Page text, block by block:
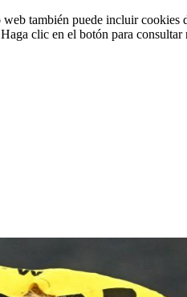
también puede incluir cookies
clic en el botón para